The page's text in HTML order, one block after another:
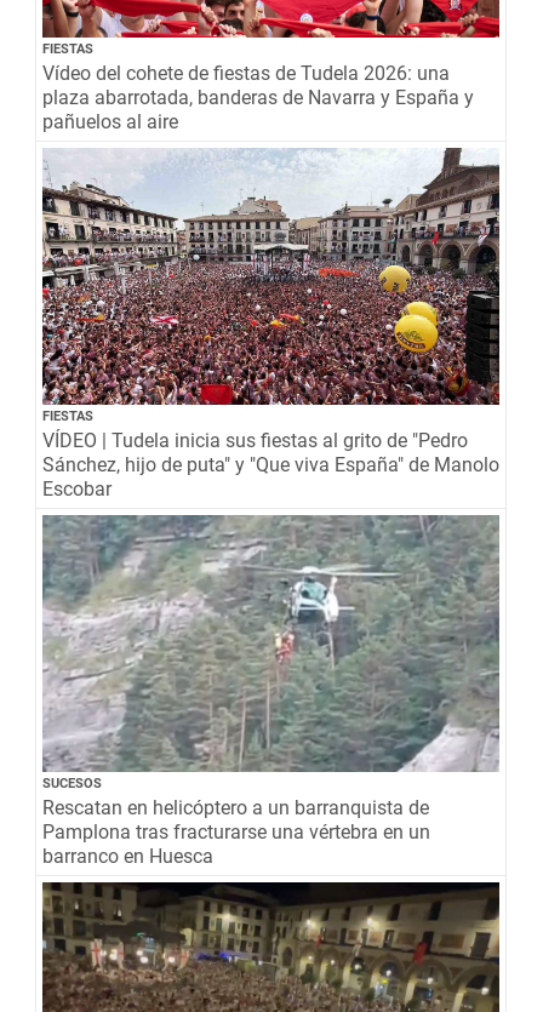
FIESTAS
Vídeo del cohete de fiestas de Tudela 2026: una
plaza abarrotada, banderas de Navarra y España y
pañuelos al aire
FIESTAS
VÍDEO | Tudela inicia sus fiestas al grito de "Pedro
Sánchez, hijo de puta" y "Que viva España" de Manolo
Escobar
SUCESOS
Rescatan en helicóptero a un barranquista de
Pamplona tras fracturarse una vértebra en un
barranco en Huesca